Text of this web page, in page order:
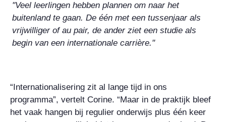
"Veel leerlingen hebben plannen om naar het
buitenland te gaan. De één met een tussenjaar als
vrijwilliger of au pair, de ander ziet een studie als
begin van een internationale carrière."
“Internationalisering zit al lange tijd in ons
programma”, vertelt Corine. “Maar in de praktijk bleef
het vaak hangen bij regulier onderwijs plus één keer